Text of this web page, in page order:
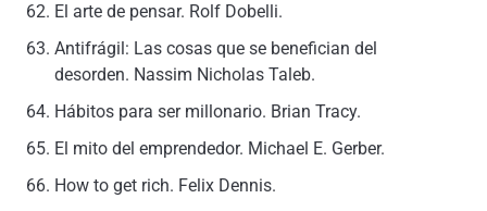
El arte de pensar. Rolf Dobelli.
Antifrágil: Las cosas que se benefician del
desorden. Nassim Nicholas Taleb.
Hábitos para ser millonario. Brian Tracy.
El mito del emprendedor. Michael E. Gerber.
How to get rich. Felix Dennis.